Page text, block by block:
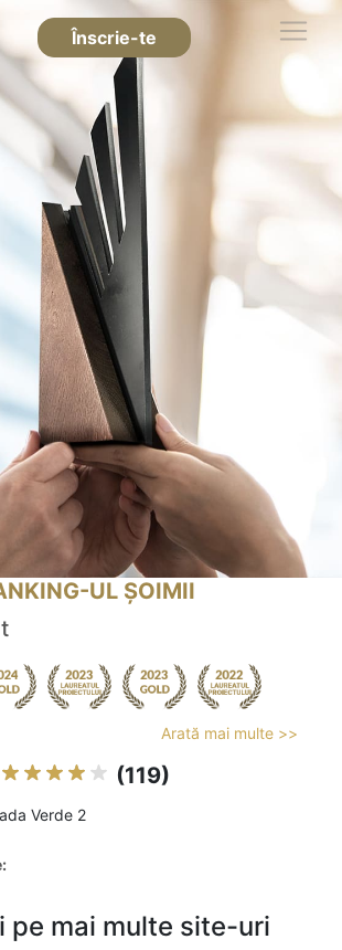
Înscrie-te
UL ȘOIMII
Arată mai multe >>
(119)
Verde 2
pe mai multe site-uri